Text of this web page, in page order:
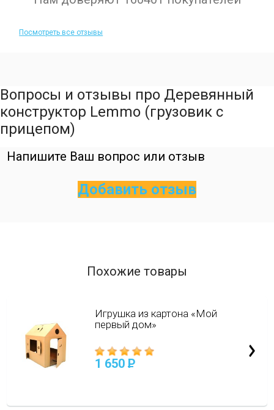
Посмотреть все отзывы
Вопросы и отзывы про Деревянный
конструктор Lemmo (грузовик с
прицепом)
Напишите Ваш вопрос или отзыв
Добавить отзыв
Похожие товары
Игрушка из картона «Мой
первый дом»
1 650 P